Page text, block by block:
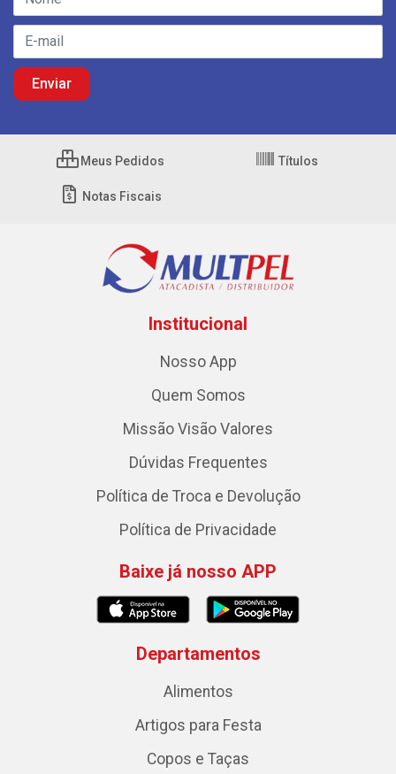
Meus Pedidos Títulos
Notas Fiscais
Institucional
Nosso App
Quem Somos
Missão Visão Valores
Dúvidas Frequentes
Política de Troca e Devolução
Política de Privacidade
Baixe já nosso APP
Departamentos
Alimentos
Artigos para Festa
Copos e Taças